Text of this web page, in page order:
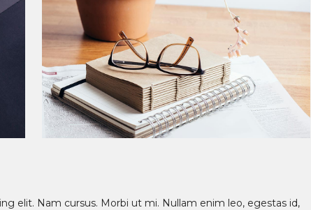
elit. Nam cursus. Morbi ut mi. Nullam enim leo, egestas id,